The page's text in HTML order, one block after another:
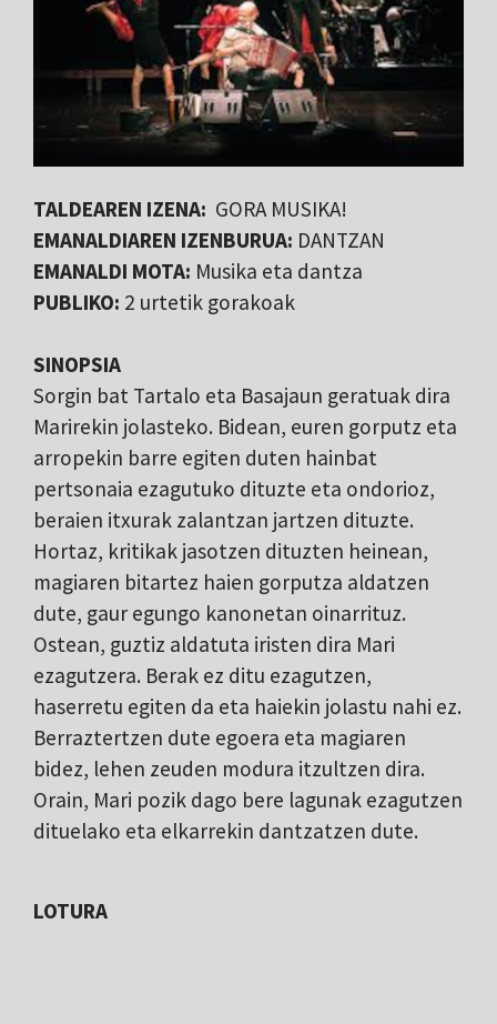
TALDEAREN IZENA: GORA MUSIKA!
EMANALDIAREN IZENBURUA: DANTZAN
EMANALDI MOTA: Musika eta dantza
PUBLIKO: 2 urtetik gorakoak
SINOPSIA
Sorgin bat Tartalo eta Basajaun geratuak dira
Marirekin jolasteko. Bidean, euren gorputz eta
arropekin barre egiten duten hainbat
pertsonaia ezagutuko dituzte eta ondorioz,
beraien itxurak zalantzan jartzen dituzte.
Hortaz, kritikak jasotzen dituzten heinean,
magiaren bitartez haien gorputza aldatzen
dute, gaur egungo kanonetan oinarrituz.
Ostean, guztiz aldatuta iristen dira Mari
ezagutzera. Berak ez ditu ezagutzen,
haserretu egiten da eta haiekin jolastu nahi ez.
Berraztertzen dute egoera eta magiaren
bidez, lehen zeuden modura itzultzen dira.
Orain, Mari pozik dago bere lagunak ezagutzen
dituelako eta elkarrekin dantzatzen dute.
LOTURA